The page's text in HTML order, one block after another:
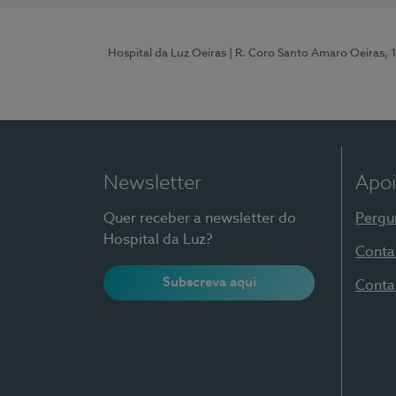
Hospital da Luz Oeiras | R. Coro Santo Amaro Oeiras,
Newsletter
Quer receber a newsletter do
Hospital da Luz?
Subscreva aqui